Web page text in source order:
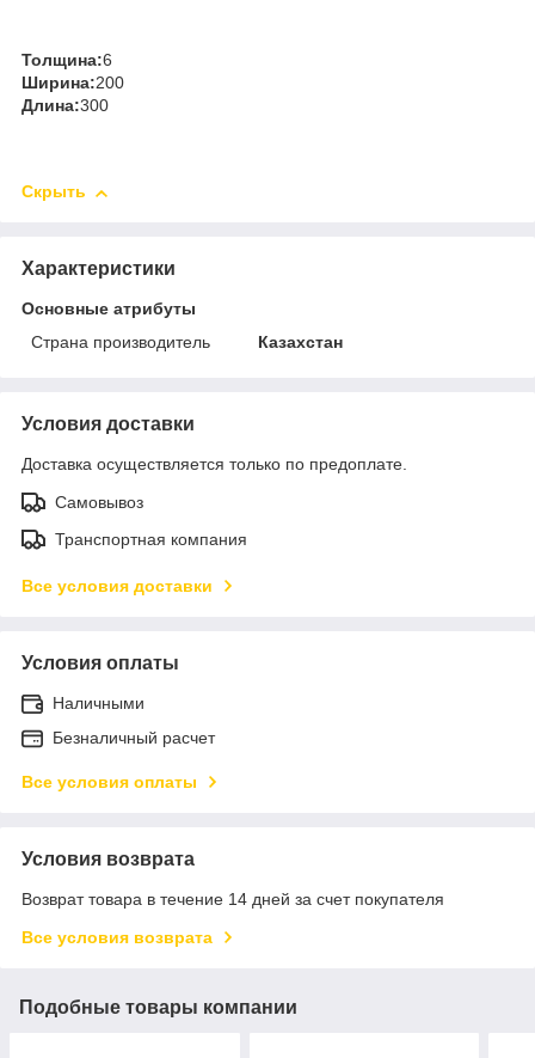
Толщина:6
Ширина:200
Длина:300
Скрыть
Характеристики
Основные атрибуты
Страна производитель
Казахстан
Условия доставки
Доставка осуществляется только по предоплате.
Самовывоз
Транспортная компания
Все условия доставки
Условия оплаты
Наличными
Безналичный расчет
Все условия оплаты
Условия возврата
Возврат товара в течение 14 дней за счет покупателя
Все условия возврата
Подобные товары компании